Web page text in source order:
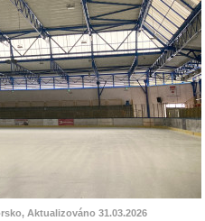
Aktualizováno 31.03.2026